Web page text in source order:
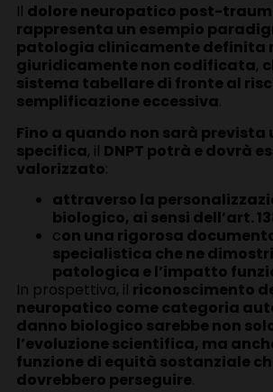
Il dolore neuropatico post-
rappresenta un esempio
patologia clinicamente definita
giuridicamente non codificata,
sistema tabellare di fronte al
semplificazione eccessiva.
Fino a quando non sarà prevista
specifica, il DNPT potrà e dovrà
valorizzato:
attraverso la
biologico, ai sensi dell’art.
con una rigorosa
specialistica che ne
patologica e l’impatto
In prospettiva, il riconoscimento
neuropatico come categoria
danno biologico sarebbe non
l’evoluzione scientifica, ma
funzione di equità sostanziale
dovrebbero perseguire.